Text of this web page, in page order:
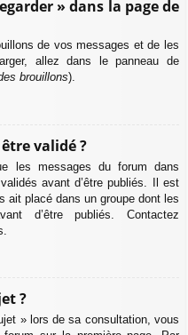
» dans la page de
de vos messages et de les
allez dans le panneau de
brouillons).
validé ?
les messages du forum dans
avant d’être publiés. Il est
ait placé dans un groupe dont les
d’être publiés. Contactez
?
» lors de sa consultation, vous